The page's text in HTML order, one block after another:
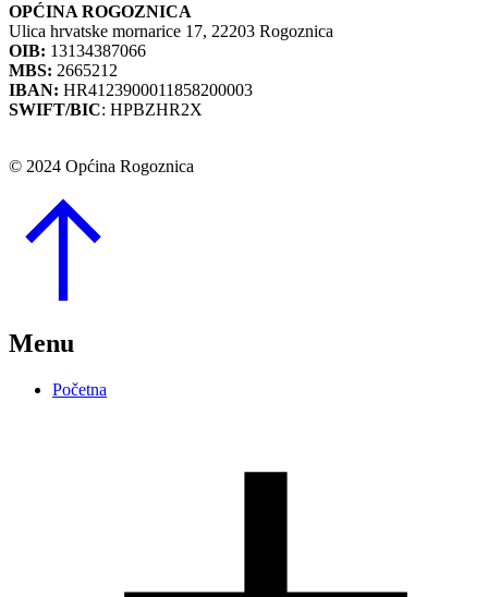
OPĆINA ROGOZNICA
Ulica hrvatske mornarice 17, 22203 Rogoznica
OIB: 13134387066
MBS: 2665212
IBAN: HR4123900011858200003
SWIFT/BIC: HPBZHR2X
© 2024 Općina Rogoznica
Menu
Početna